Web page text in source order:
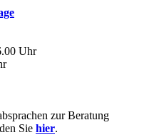
Uhr
zur Beratung
Sie hier.